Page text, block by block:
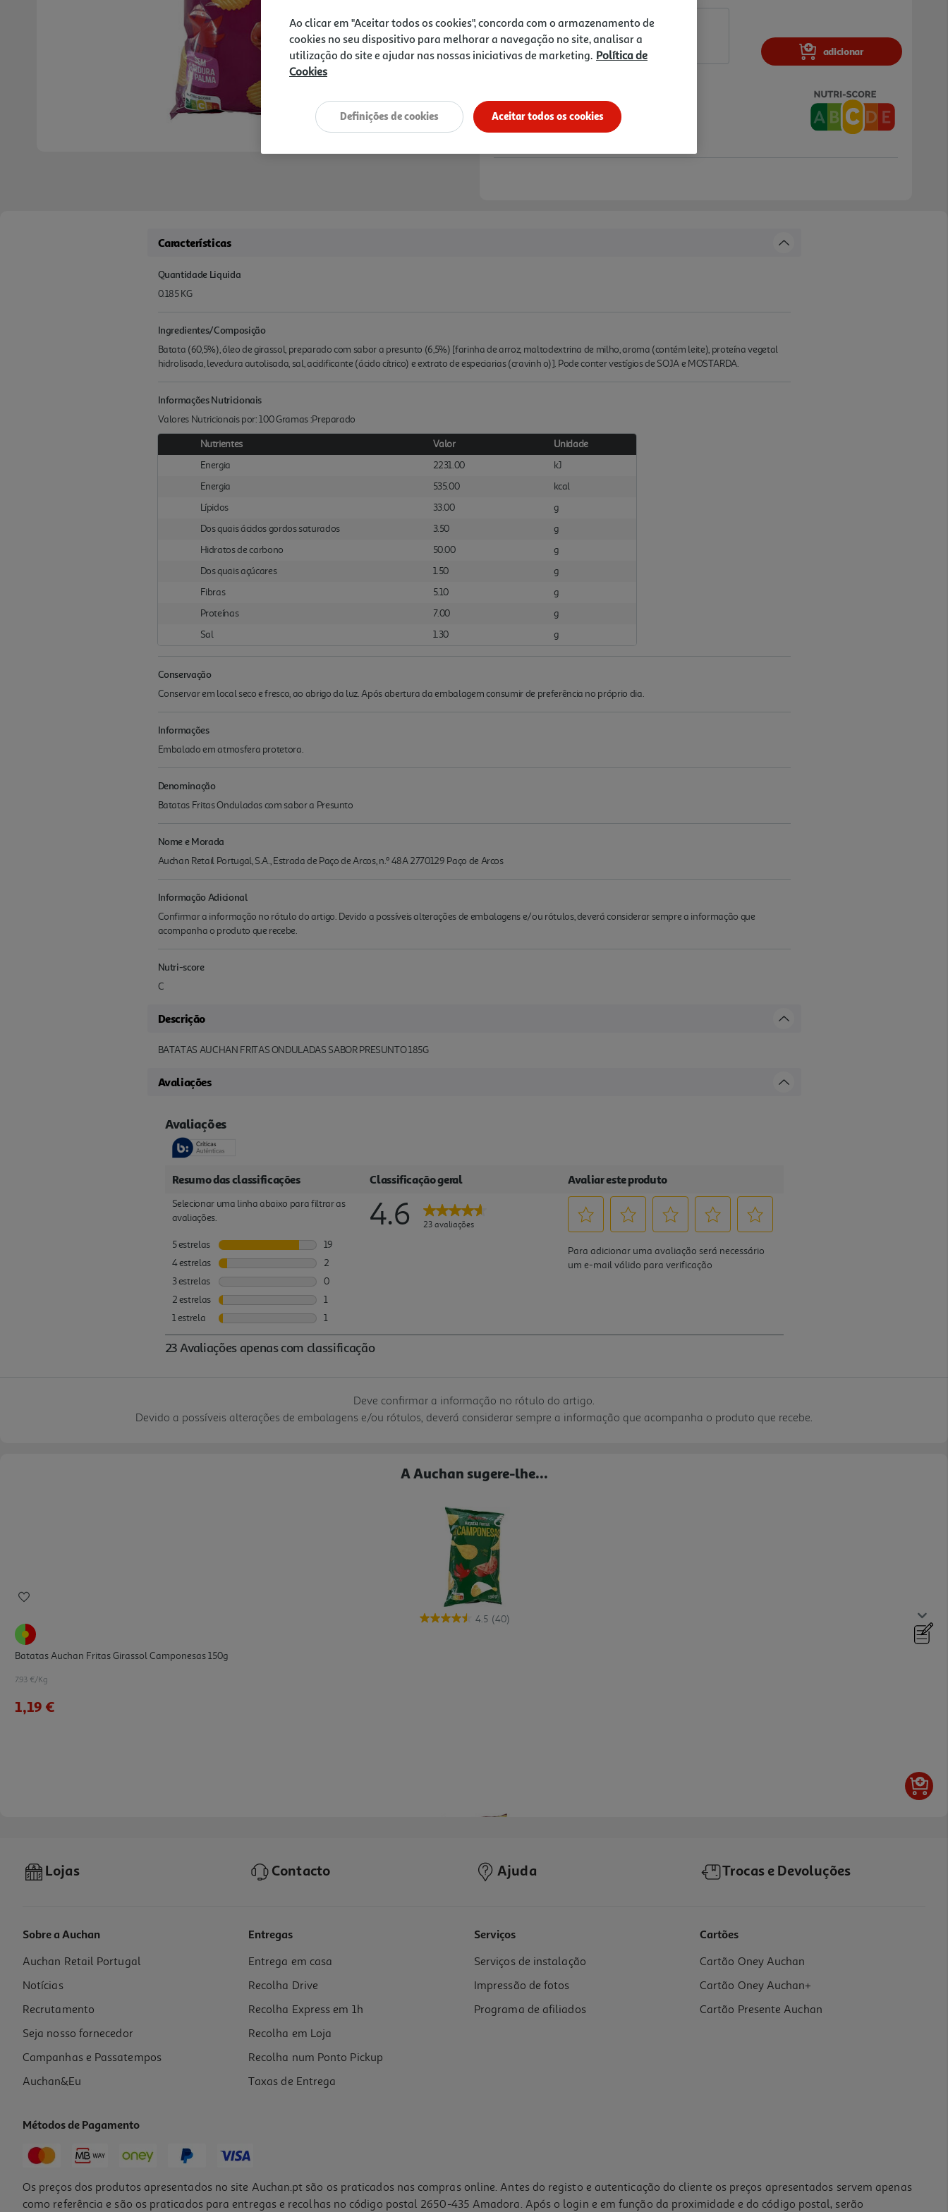
adicionar
Características
Quantidade Liquida
0.185 KG
Ingredientes/Composição
Batata (60,5%), óleo de girassol, preparado com sabor a presunto (6,5%) [farinha de arroz, maltodextrina de milho, aroma (contém leite), proteína vegetal
hidrolisada, levedura autolisada, sal, acidificante (ácido cítrico) e extrato de especiarias (cravinh o)]. Pode conter vestígios de SOJA e MOSTARDA.
Informações Nutricionais
Valores Nutricionais por: 100 Gramas :Preparado
Nutrientes Valor
Unidade
Energia
2231.00
kJ
Energia
535.00
kcal
Lípidos
33.00
g
Dos quais ácidos gordos saturados
3.50
g
Hidratos de carbono
50.00
g
Dos quais açúcares
1.50
g
Fibras
5.10
g
Proteínas
7.00
g
Sal
1.30 g
Conservação
Conservar em local seco e fresco, ao abrigo da luz. Após abertura da embalagem consumir de preferência no próprio dia.
Informações
Embalado em atmosfera protetora.
Denominação
Batatas Fritas Onduladas com sabor a Presunto
Nome e Morada
Auchan Retail Portugal, S.A., Estrada de Paço de Arcos, n.º 48A 2770129 Paço de Arcos
Informação Adicional
Confirmar a informação no rótulo do artigo. Devido a possíveis alterações de embalagens e/ou rótulos, deverá considerar sempre a informação que
acompanha o produto que recebe.
Nutri-score
C
Descrição
BATATAS AUCHAN FRITAS ONDULADAS SABOR PRESUNTO 185G
Avaliações
Deve confirmar a informação no rótulo do artigo.
Devido a possíveis alterações de embalagens e/ou rótulos, deverá considerar sempre a informação que acompanha o produto que recebe.
A Auchan sugere-lhe...
4.5 (40)
Batatas Auchan Fritas Girassol Camponesas 150g
7.93 €/Kg
1,19 €
Batatas Auchan Fritas Onduladas Sabor Churrasco 185g
7.51 €/Kg
1,39 €
Lojas Contacto Ajuda Trocas e Devoluções
Sobre a Auchan
Auchan Retail Portugal
Notícias
Recrutamento
Seja nosso fornecedor
Campanhas e Passatempos
Auchan&Eu
Entregas
Entrega em casa
Recolha Drive
Recolha Express em 1h
Recolha em Loja
Recolha num Ponto Pickup
Taxas de Entrega
Serviços
Serviços de instalação
Impressão de fotos
Programa de afiliados
Cartões
Cartão Oney Auchan
Cartão Oney Auchan+
Cartão Presente Auchan
Métodos de Pagamento
Os preços dos produtos apresentados no site Auchan.pt são os praticados nas compras online. Antes do registo e autenticação do cliente os preços apresentados servem apenas
como referência e são os praticados para entregas e recolhas no código postal 2650-435 Amadora. Após o login e em função da proximidade e do código postal, serão
Ao clicar em "Aceitar todos os cookies", concorda com o armazenamento de
cookies no seu dispositivo para melhorar a navegação no site, analisar a
utilização do site e ajudar nas nossas iniciativas de marketing. Política de
Cookies
Aceitar todos os cookies
Definições de cookies